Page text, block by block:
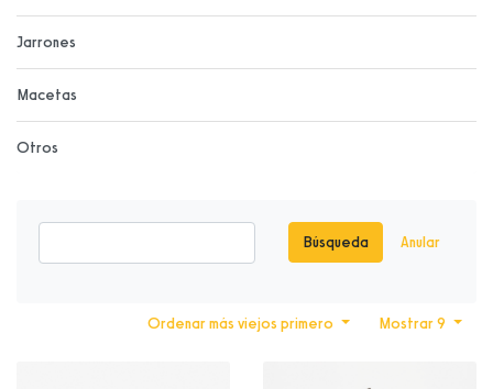
Jarrones
Macetas
Otros
Búsqueda Anular
Mostrar 9
Ordenar más viejos primero